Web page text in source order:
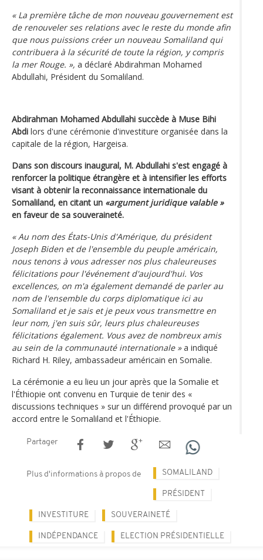
« La première tâche de mon nouveau gouvernement est
de renouveler ses relations avec le reste du monde afin
que nous puissions créer un nouveau Somaliland qui
contribuera à la sécurité de toute la région, y compris
la mer Rouge. », a déclaré Abdirahman Mohamed
Abdullahi, Président du Somaliland.
Abdirahman Mohamed Abdullahi succède à Muse Bihi
Abdi lors d'une cérémonie d'investiture organisée dans la
capitale de la région, Hargeisa.
Dans son discours inaugural, M. Abdullahi s'est engagé à
renforcer la politique étrangère et à intensifier les efforts
visant à obtenir la reconnaissance internationale du
Somaliland, en citant un «argument juridique valable »
en faveur de sa souveraineté.
« Au nom des États-Unis d'Amérique, du président
Joseph Biden et de l'ensemble du peuple américain,
nous tenons à vous adresser nos plus chaleureuses
félicitations pour l'événement d'aujourd'hui. Vos
excellences, on m'a également demandé de parler au
nom de l'ensemble du corps diplomatique ici au
Somaliland et je sais et je peux vous transmettre en
leur nom, j'en suis sûr, leurs plus chaleureuses
félicitations également. Vous avez de nombreux amis
au sein de la communauté internationale »a indiqué
Richard H. Riley, ambassadeur américain en Somalie.
La cérémonie a eu lieu un jour après que la Somalie et
l'Éthiopie ont convenu en Turquie de tenir des «
discussions techniques » sur un différend provoqué par un
accord entre le Somaliland et l'Éthiopie.
Partager
Plus d'informations à propos de SOMALILAND
PRÉSIDENT
INVESTITURE SOUVERAINETÉ
INDÉPENDANCE ELECTION PRÉSIDENTIELLE